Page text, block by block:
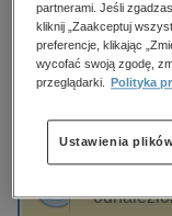
biznesowe,
edukacja
hobby,
Marta
Sortowanie
partnerami. Jeśli
kliknij „Zaakceptuj
preferencje, klikając
wycofać swoją zgodę,
przeglądarki.
Polityka
Ustawienia